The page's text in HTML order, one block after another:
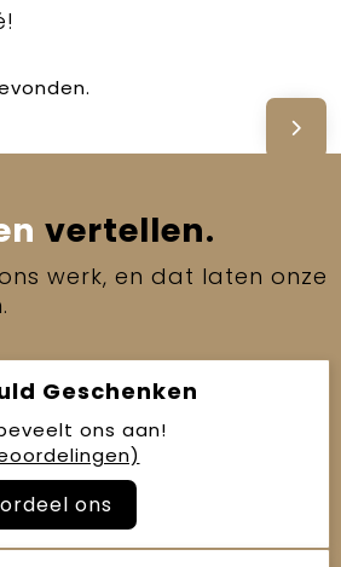
vertellen.
werk, en dat laten onze
Geschenken
ons aan!
ons